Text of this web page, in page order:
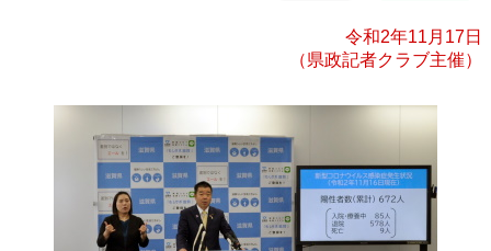
令和2年11月17日
（県政記者クラブ主催）